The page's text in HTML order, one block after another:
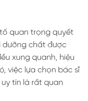
quan trọng quyết
dưỡng chất được
xung quanh, hiệu
việc lựa chọn bác sĩ
tín là rất quan